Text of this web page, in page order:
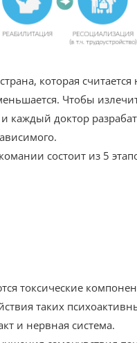
которая
Чтобы
и каждый доктор
состоит из 5
токсические
таких
и нервная система.